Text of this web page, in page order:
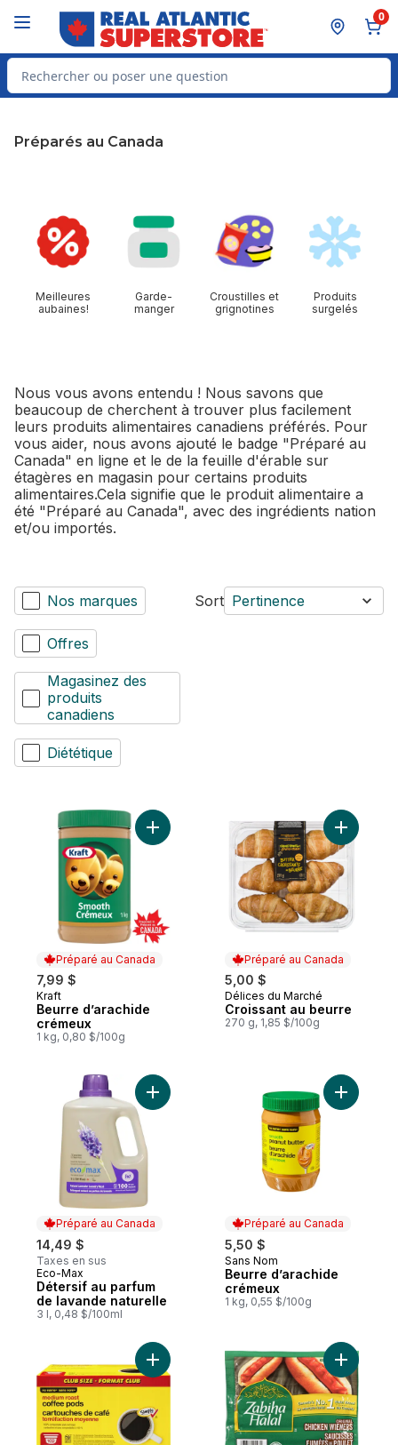
0
Rechercher des produits
Préparés au Canada
Meilleures
aubaines!
Garde-
manger
Croustilles et
grignotines
Produits
surgelés
Nous vous avons entendu ! Nous savons que
beaucoup de cherchent à trouver plus facilement
leurs produits alimentaires canadiens préférés. Pour
vous aider, nous avons ajouté le badge "Préparé au
Canada" en ligne et le de la feuille d'érable sur
étagères en magasin pour certains produits
alimentaires.Cela signifie que le produit alimentaire a
été "Préparé au Canada", avec des ingrédients nation
et/ou importés.
Nos marques
Offres
Magasinez des
produits
canadiens
Diététique
Sort Pertinence
Préparé au Canada
7,99 $
Préparé au Canada
Kraft
Beurre d’arachide
crémeux
1 kg, 0,80 $/100g
Ajouter Beurre d’arachide crémeux au
Préparé au Canada
5,00 $
Préparé au Canada
Délices du Marché
Croissant au beurre
270 g, 1,85 $/100g
Ajouter
Préparé au Canada
14,49 $
Taxes en sus
Préparé au Canada
Eco-Max
Détersif au parfum
de lavande naturelle
3 l, 0,48 $/100ml
Ajouter Détersif au parfum de lavande
Préparé au Canada
5,50 $
Préparé au Canada
Sans Nom
Beurre d’arachide
crémeux
1 kg, 0,55 $/100g
Ajouter
Ajouter Cartouches de café à Ajouter